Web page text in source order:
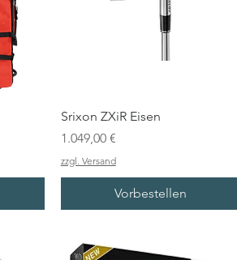
Srixon ZXiR Eisen
Preis
1.049,00 €
zzgl. Versand
Vorbestellen